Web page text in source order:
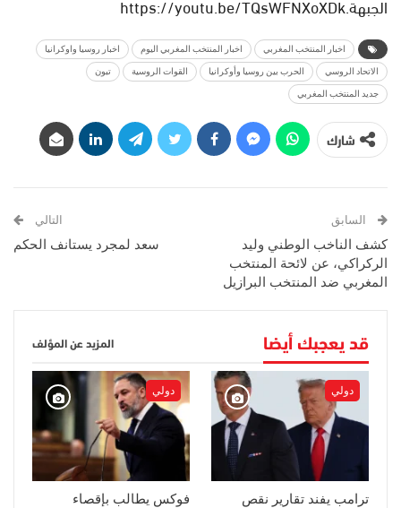
اخبار المنتخب المغربي اخبار المنتخب المغربي اليوم اخبار روسيا واوكرانيا
الاتحاد الروسي الحرب بين روسيا وأوكرانيا القوات الروسية تبون
جديد المنتخب المغربي
شارك
السابق
كشف الناخب الوطني وليد
الركراكي، عن لائحة المنتخب
المغربي ضد المنتخب البرازيل
التالي
سعد لمجرد يستانف الحكم
قد يعجبك أيضا المزيد عن المؤلف
دولي
ترامب يفند تقارير نقص
دولي
فوكس يطالب بإقصاء